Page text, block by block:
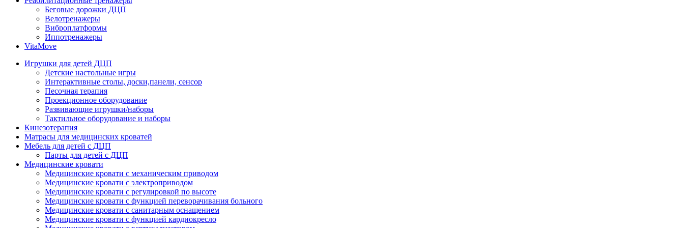
Беговые дорожки ДЦП
Велотренажеры
Виброплатформы
Иппотренажеры
VitaMove
Игрушки для детей ДЦП
Детские настольные игры
Интерактивные столы, доски,панели, сенсор
Песочная терапия
Проекционное оборудование
Развивающие игрушки/наборы
Тактильное оборудование и наборы
Кинезотерапия
Матрасы для медицинских кроватей
Мебель для детей с ДЦП
Парты для детей с ДЦП
Медицинские кровати
Медицинские кровати с механическим приводом
Медицинские кровати с электроприводом
Медицинские кровати с регулировкой по высоте
Медицинские кровати с функцией переворачивания больного
Медицинские кровати с санитарным оснащением
Медицинские кровати с функцией кардиокресло